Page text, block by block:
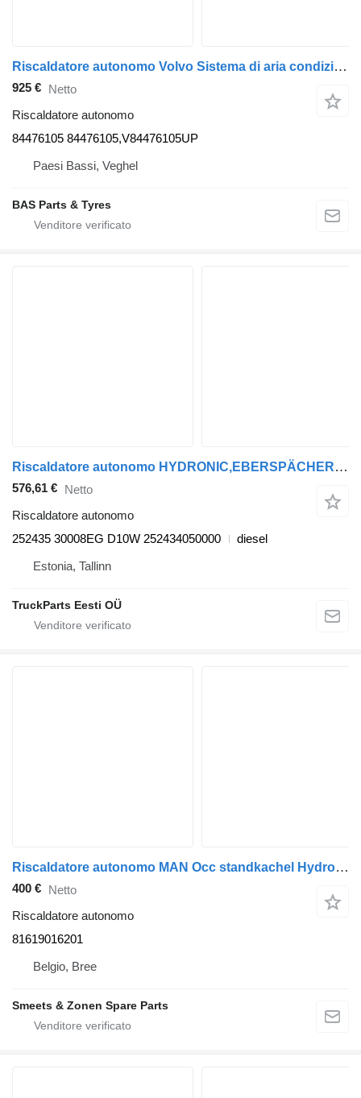
Riscaldatore autonomo Volvo Sistema di aria condizionata 84476105 per camion Volvo
925 € Netto
Riscaldatore autonomo
84476105 84476105,V84476105UP
Paesi Bassi, Veghel
BAS Parts & Tyres
Riscaldatore autonomo HYDRONIC,EBERSPÄCHER TGM 18.290 (01.05-) 252435 per trattore stradale MAN TGL, TGM, TGS, TGX (2005-2021)
576,61 € Netto
Riscaldatore autonomo
252435 30008EG D10W 252434050000
diesel
Estonia, Tallinn
TruckParts Eesti OÜ
Riscaldatore autonomo MAN Occ standkachel Hydronic S3 D4A 81619016201 per camion
400 € Netto
Riscaldatore autonomo
81619016201
Belgio, Bree
Smeets & Zonen Spare Parts